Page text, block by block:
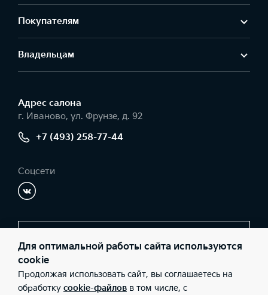
Покупателям
Владельцам
Адрес салонa
г. Иваново, ул. Фрунзе, д. 92
+7 (493) 258-77-44
Соцсети
© 2026 Юридические лица ООО "Радар-Запад" (Фактический
Для оптимальной работы сайта используются
cookie
Продолжая использовать сайт, вы соглашаетесь на
обработку cookie-файлов в том числе, с